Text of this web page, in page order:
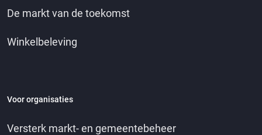
De markt van de toekomst
Winkelbeleving
Voor organisaties
Versterk markt- en gemeentebeheer